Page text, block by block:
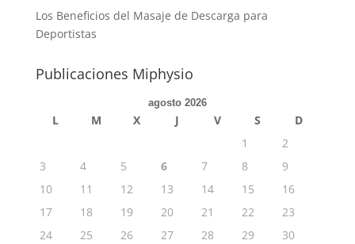
Los Beneficios del Masaje de Descarga para
Deportistas
Publicaciones Miphysio
agosto 2026
L M X J V S
D
1
2
3
4 5 6 7 8
9
10
11 12 13 14 15
16
17
18 19 20 21 22
23
24
25 26 27 28 29
30